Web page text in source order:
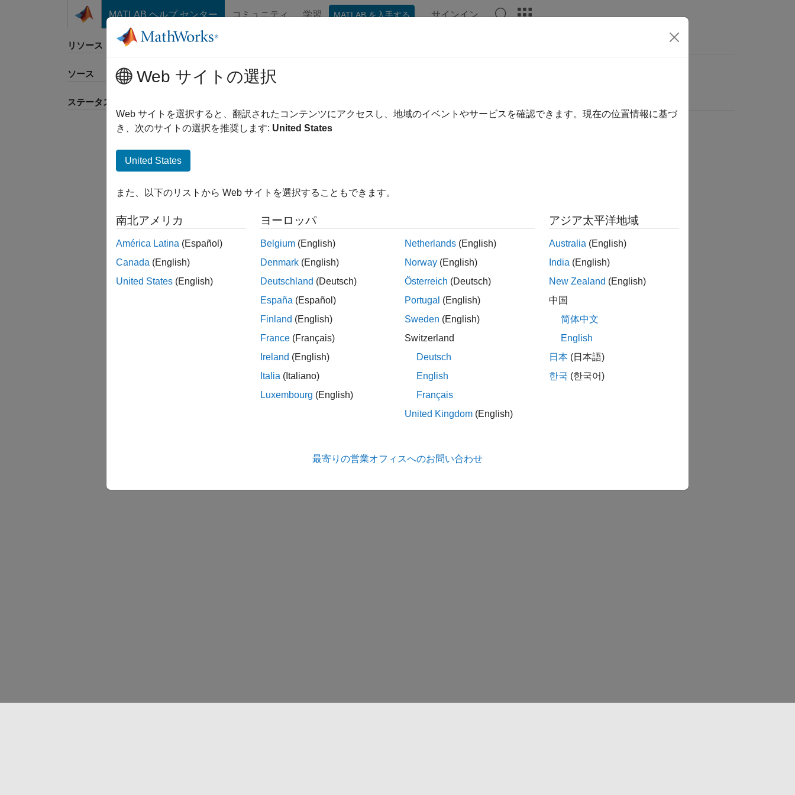
コンテンツへスキップ
MATLAB ヘルプ センター コミュニティ 学習 MATLAB を入手する サインイン
リソース
ソース
ステータス
並べ替え
Web サイトの選択
Web サイトを選択すると、翻訳されたコンテンツにアクセスし、地域のイベントやサービスを確認できます。現在の位置情報に基づ
き、次のサイトの選択を推奨します: United States
United States
また、以下のリストから Web サイトを選択することもできます。
南北アメリカ
América Latina (Español)
Canada (English)
United States (English)
ヨーロッパ
Belgium (English)
Denmark (English)
Deutschland (Deutsch)
España (Español)
Finland (English)
France (Français)
Ireland (English)
Italia (Italiano)
Luxembourg (English)
Netherlands (English)
Norway (English)
Österreich (Deutsch)
Portugal (English)
Sweden (English)
Switzerland
Deutsch
English
Français
United Kingdom (English)
アジア太平洋地域
Australia (English)
India (English)
New Zealand (English)
中国
简体中文
English
日本 (日本語)
한국 (한국어)
最寄りの営業オフィスへのお問い合わせ